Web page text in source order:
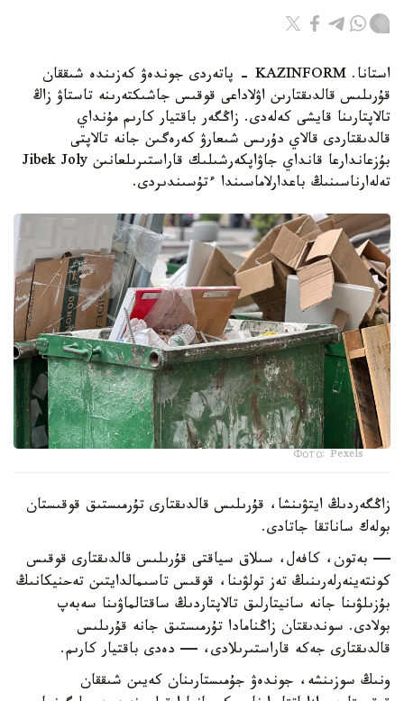
استانا. KAZINFORM - پاتەردى جوندەۋ كەزىندە شىققان
قۇرىلىس قالدىقتارىن اۋلاداعى قوقىس جاشىكتەرىنە تاستاۋ زاڭ
تالاپتارىنا قايشى كەلەدى. زاڭگەر باقتيار كارىم مۇنداي
قالدىقتاردى قالاي دۇرىس شىعارۋ كەرەگىن جانە تالاپتى
بۇزعاندارعا قانداي جاۋاپكەرشىلىك قاراستىرىلعانىن Jibek Joly
تەلەارناسىنىڭ باعدارلاماسىندا ءتۇسىندىردى.
Фото: Pexels
زاڭگەردىڭ ايتۋىنشا، قۇرىلىس قالدىقتارى تۇرمىستىق قوقىستان
بولەك ساناتقا جاتادى.
— بەتون، كافەل، سىلاق سياقتى قۇرىلىس قالدىقتارى قوقىس
كونتەينەرلەرىنىڭ تەز تولۋىنا، قوقىس تاسىمالدايتىن تەحنيكانىڭ
بۇزىلۋىنا جانە سانيتارلىق تالاپتاردىڭ ساقتالماۋىنا سەبەپ
بولادى. سوندىقتان زاڭنامادا تۇرمىستىق جانە قۇرىلىس
قالدىقتارى جەكە قاراستىرىلادى، — دەدى باقتيار كارىم.
ونىڭ سوزىنشە، جوندەۋ جۇمىستارىنان كەيىن شىققان